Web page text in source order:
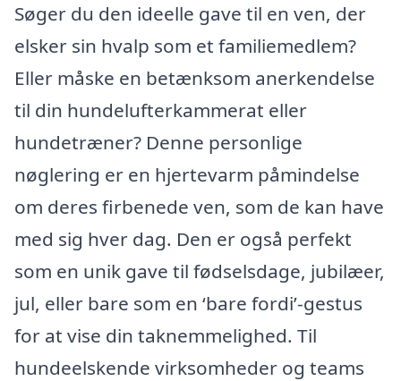
Søger du den ideelle gave til en ven, der
elsker sin hvalp som et familiemedlem?
Eller måske en betænksom anerkendelse
til din hundelufterkammerat eller
hundetræner? Denne personlige
nøglering er en hjertevarm påmindelse
om deres firbenede ven, som de kan have
med sig hver dag. Den er også perfekt
som en unik gave til fødselsdage, jubilæer,
jul, eller bare som en ‘bare fordi’-gestus
for at vise din taknemmelighed. Til
hundeelskende virksomheder og teams